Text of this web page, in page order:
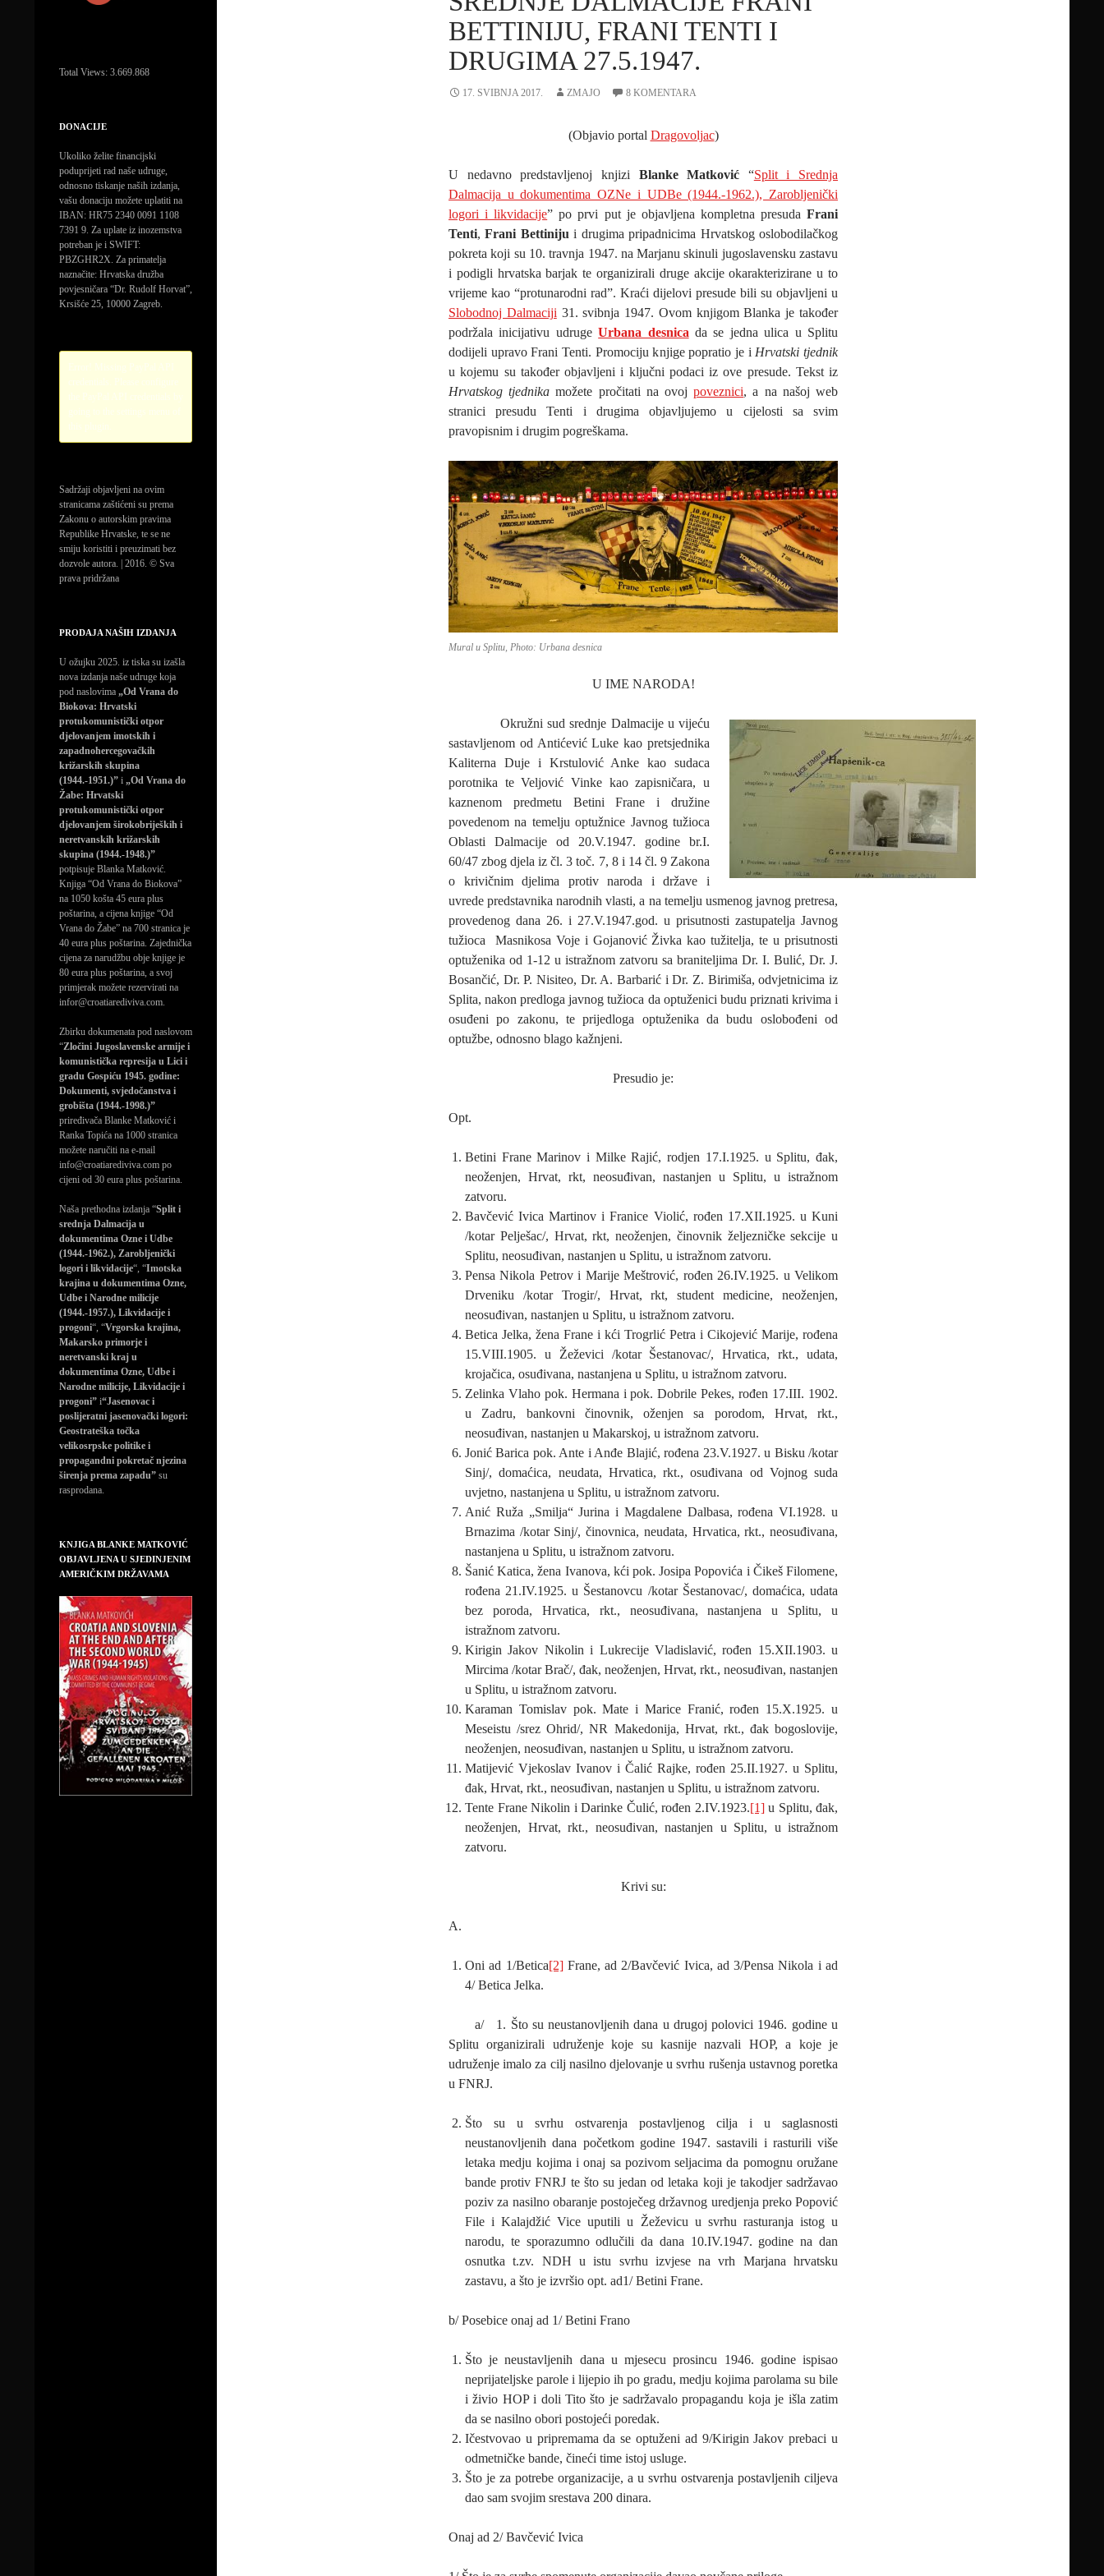
BETTINIJU, FRANI TENTI I
DRUGIMA 27.5.1947.
17. SVIBNJA 2017. ZMAJO 8 KOMENTARA
(Objavio portal Dragovoljac)
U nedavno predstavljenoj knjizi Blanke Matković “Split i Srednja
Dalmacija u dokumentima OZNe i UDBe (1944.-1962.), Zarobljenički
logori i likvidacije” po prvi put je objavljena kompletna presudaFrani
Tenti,Frani Bettiniju i drugima pripadnicima Hrvatskog oslobodilačkog
pokreta koji su 10. travnja 1947. na Marjanu skinuli jugoslavensku zastavu
i podigli hrvatska barjak te organizirali druge akcije okarakterizirane u to
vrijeme kao “protunarodni rad”. Kraći dijelovi presude bili su objavljeni u
Slobodnoj Dalmaciji 31. svibnja 1947. Ovom knjigom Blanka je također
podržala inicijativu udrugeUrbana desnica da se jedna ulica u Splitu
dodijeli upravo Frani Tenti. Promociju knjige popratio je i Hrvatski tjednik
u kojemu su također objavljeni i ključni podaci iz ove presude. Tekst iz
Hrvatskog tjednika možete pročitati na ovojpoveznici, a na našoj web
stranici presudu Tenti i drugima objavljujemo u cijelosti sa svim
pravopisnim i drugim pogreškama.
Mural u Splitu, Photo: Urbana desnica
U IME NARODA!
Okružni sud srednje Dalmacije u vijeću
sastavljenom od Antićević Luke kao pretsjednika
Kaliterna Duje i Krstulović Anke kao sudaca
porotnika te Veljović Vinke kao zapisničara, u
kaznenom predmetu Betini Frane i družine
povedenom na temelju optužnice Javnog tužioca
Oblasti Dalmacije od 20.V.1947. godine br.I.
60/47 zbog djela iz čl. 3 toč. 7, 8 i 14 čl. 9 Zakona
o krivičnim djelima protiv naroda i države i
uvrede predstavnika narodnih vlasti, a na temelju usmenog javnog pretresa,
provedenog dana 26. i 27.V.1947.god. u prisutnosti zastupatelja Javnog
tužioca Masnikosa Voje i Gojanović Živka kao tužitelja, te u prisutnosti
optuženika od 1-12 u istražnom zatvoru sa braniteljima Dr. I. Bulić, Dr. J.
Bosančić, Dr. P. Nisiteo, Dr. A. Barbarić i Dr. Z. Birimiša, odvjetnicima iz
Splita, nakon predloga javnog tužioca da optuženici budu priznati krivima i
osuđeni po zakonu, te prijedloga optuženika da budu oslobođeni od
optužbe, odnosno blago kažnjeni.
Presudio je:
Opt.
Betini Frane Marinov i Milke Rajić, rodjen 17.I.1925. u Splitu, đak,
neoženjen, Hrvat, rkt, neosuđivan, nastanjen u Splitu, u istražnom
zatvoru.
Bavčević Ivica Martinov i Franice Violić, rođen 17.XII.1925. u Kuni
/kotar Pelješac/, Hrvat, rkt, neoženjen, činovnik željezničke sekcije u
Splitu, neosuđivan, nastanjen u Splitu, u istražnom zatvoru.
Pensa Nikola Petrov i Marije Meštrović, rođen 26.IV.1925. u Velikom
Drveniku /kotar Trogir/, Hrvat, rkt, student medicine, neoženjen,
neosuđivan, nastanjen u Splitu, u istražnom zatvoru.
Betica Jelka, žena Frane i kći Trogrlić Petra i Cikojević Marije, rođena
15.VIII.1905. u Žeževici /kotar Šestanovac/, Hrvatica, rkt., udata,
krojačica, osuđivana, nastanjena u Splitu, u istražnom zatvoru.
Zelinka Vlaho pok. Hermana i pok. Dobrile Pekes, rođen 17.III. 1902.
u Zadru, bankovni činovnik, oženjen sa porodom, Hrvat, rkt.,
neosuđivan, nastanjen u Makarskoj, u istražnom zatvoru.
Jonić Barica pok. Ante i Anđe Blajić, rođena 23.V.1927. u Bisku /kotar
Sinj/, domaćica, neudata, Hrvatica, rkt., osuđivana od Vojnog suda
uvjetno, nastanjena u Splitu, u istražnom zatvoru.
Anić Ruža „Smilja“ Jurina i Magdalene Dalbasa, rođena VI.1928. u
Brnazima /kotar Sinj/, činovnica, neudata, Hrvatica, rkt., neosuđivana,
nastanjena u Splitu, u istražnom zatvoru.
Šanić Katica, žena Ivanova, kći pok. Josipa Popovića i Čikeš Filomene,
rođena 21.IV.1925. u Šestanovcu /kotar Šestanovac/, domaćica, udata
bez poroda, Hrvatica, rkt., neosuđivana, nastanjena u Splitu, u
istražnom zatvoru.
Kirigin Jakov Nikolin i Lukrecije Vladislavić, rođen 15.XII.1903. u
Mircima /kotar Brač/, đak, neoženjen, Hrvat, rkt., neosuđivan, nastanjen
u Splitu, u istražnom zatvoru.
Karaman Tomislav pok. Mate i Marice Franić, rođen 15.X.1925. u
Meseistu /srez Ohrid/, NR Makedonija, Hrvat, rkt., đak bogoslovije,
neoženjen, neosuđivan, nastanjen u Splitu, u istražnom zatvoru.
Matijević Vjekoslav Ivanov i Čalić Rajke, rođen 25.II.1927. u Splitu,
đak, Hrvat, rkt., neosuđivan, nastanjen u Splitu, u istražnom zatvoru.
Tente Frane Nikolin i Darinke Čulić, rođen 2.IV.1923.[1]u Splitu, đak,
neoženjen, Hrvat, rkt., neosuđivan, nastanjen u Splitu, u istražnom
zatvoru.
Krivi su:
A.
Oni ad 1/Betica[2]Frane, ad 2/Bavčević Ivica, ad 3/Pensa Nikola i ad
4/ Betica Jelka.
a/ 1. Što su neustanovljenih dana u drugoj polovici 1946. godine u
Splitu organizirali udruženje koje su kasnije nazvali HOP, a koje je
udruženje imalo za cilj nasilno djelovanje u svrhu rušenja ustavnog poretka
u FNRJ.
Što su u svrhu ostvarenja postavljenog cilja i u saglasnosti
neustanovljenih dana početkom godine 1947. sastavili i rasturili više
letaka medju kojima i onaj sa pozivom seljacima da pomognu oružane
bande protiv FNRJ te što su jedan od letaka koji je takodjer sadržavao
poziv za nasilno obaranje postoječeg državnog uredjenja preko Popović
File i Kalajdžić Vice uputili u Žeževicu u svrhu rasturanja istog u
narodu, te sporazumno odlučili da dana 10.IV.1947. godine na dan
osnutka t.zv. NDH u istu svrhu izvjese na vrh Marjana hrvatsku
zastavu, a što je izvršio opt. ad1/ Betini Frane.
b/ Posebice onaj ad 1/ Betini Frano
Što je neustavljenih dana u mjesecu prosincu 1946. godine ispisao
neprijateljske parole i lijepio ih po gradu, medju kojima parolama su bile
i živio HOP i doli Tito što je sadržavalo propagandu koja je išla zatim
da se nasilno obori postojeći poredak.
Ičestvovao u pripremama da se optuženi ad 9/Kirigin Jakov prebaci u
odmetničke bande, čineći time istoj usluge.
Što je za potrebe organizacije, a u svrhu ostvarenja postavljenih ciljeva
dao sam svojim srestava 200 dinara.
Onaj ad 2/ Bavčević Ivica
Total Views: 3.669.868
DONACIJE
Ukoliko želite financijski
poduprijeti rad naše udruge,
odnosno tiskanje naših izdanja,
vašu donaciju možete uplatiti na
IBAN: HR75 2340 0091 1108
7391 9. Za uplate iz inozemstva
potreban je i SWIFT:
PBZGHR2X. Za primatelja
naznačite: Hrvatska družba
povjesničara “Dr. Rudolf Horvat”,
Krsišće 25, 10000 Zagreb.
Sadržaji objavljeni na ovim
stranicama zaštićeni su prema
Zakonu o autorskim pravima
Republike Hrvatske, te se ne
smiju koristiti i preuzimati bez
dozvole autora. | 2016. © Sva
prava pridržana
PRODAJA NAŠIH IZDANJA
U ožujku 2025. iz tiska su izašla
nova izdanja naše udruge koja
pod naslovima „Od Vrana do
Biokova: Hrvatski
protukomunistički otpor
djelovanjem imotskih i
zapadnohercegovačkih
križarskih skupina
(1944.-1951.)” i „Od Vrana do
Žabe: Hrvatski
protukomunistički otpor
djelovanjem širokobrijeških i
neretvanskih križarskih
skupina (1944.-1948.)”
potpisuje Blanka Matković.
Knjiga “Od Vrana do Biokova”
na 1050 košta 45 eura plus
poštarina, a cijena knjige “Od
Vrana do Žabe” na 700 stranica je
40 eura plus poštarina. Zajednička
cijena za narudžbu obje knjige je
80 eura plus poštarina, a svoj
primjerak možete rezervirati na
infor@croatiarediviva.com.
Zbirku dokumenata pod naslovom
“Zločini Jugoslavenske armije i
komunistička represija u Lici i
gradu Gospiću 1945. godine:
Dokumenti, svjedočanstva i
grobišta (1944.-1998.)”
priređivača Blanke Matković i
Ranka Topića na 1000 stranica
možete naručiti na e-mail
info@croatiarediviva.com po
cijeni od 30 eura plus poštarina.
Naša prethodna izdanja “Split i
srednja Dalmacija u
dokumentima Ozne i Udbe
(1944.-1962.), Zarobljenički
logori i likvidacije“, “Imotska
krajina u dokumentima Ozne,
Udbe i Narodne milicije
(1944.-1957.), Likvidacije i
progoni“, “Vrgorska krajina,
Makarsko primorje i
neretvanski kraj u
dokumentima Ozne, Udbe i
Narodne milicije, Likvidacije i
progoni” i“Jasenovac i
poslijeratni jasenovački logori:
Geostrateška točka
velikosrpske politike i
propagandni pokretač njezina
širenja prema zapadu” su
rasprodana.
KNJIGA BLANKE MATKOVIĆ
OBJAVLJENA U SJEDINJENIM
AMERIČKIM DRŽAVAMA